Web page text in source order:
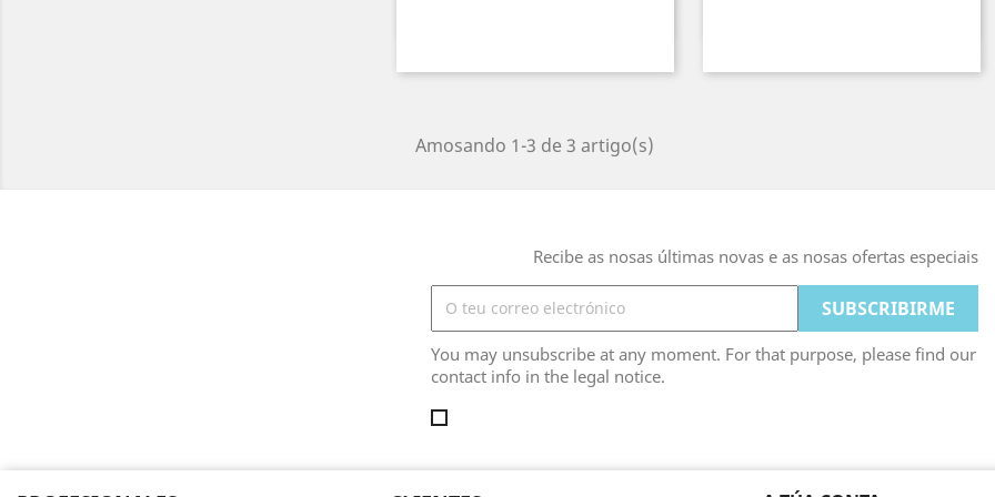
Amosando 1-3 de 3 artigo(s)
Recibe as nosas últimas novas e as nosas ofertas especiais
You may unsubscribe at any moment. For that purpose, please find our
contact info in the legal notice.